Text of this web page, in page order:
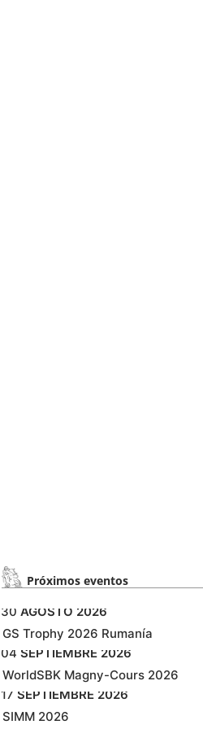
Próximos eventos​
30 AGOSTO 2026
GS Trophy 2026 Rumanía
04 SEPTIEMBRE 2026
WorldSBK Magny-Cours 2026
17 SEPTIEMBRE 2026
SIMM 2026